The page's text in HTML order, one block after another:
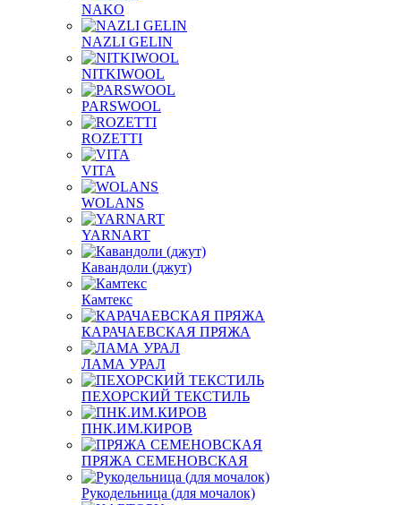
NAKO
NAZLI GELIN
NITKIWOOL
PARSWOOL
ROZETTI
VITA
WOLANS
YARNART
Кавандоли (джут)
Камтекс
КАРАЧАЕВСКАЯ ПРЯЖА
ЛАМА УРАЛ
ПЕХОРСКИЙ ТЕКСТИЛЬ
ПНК.ИМ.КИРОВ
ПРЯЖА СЕМЕНОВСКАЯ
Рукодельница (для мочалок)